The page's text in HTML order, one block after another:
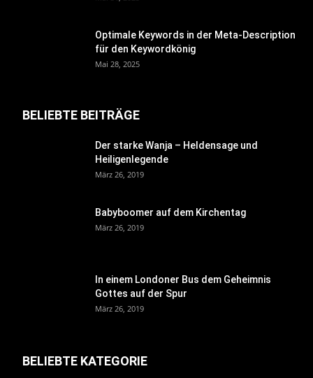
Optimale Keywords in der Meta-Description
für den Keywordkönig
Mai 28, 2025
BELIEBTE BEITRÄGE
Der starke Wanja – Heldensage und
Heiligenlegende
März 26, 2019
Babyboomer auf dem Kirchentag
März 26, 2019
In einem Londoner Bus dem Geheimnis
Gottes auf der Spur
März 26, 2019
BELIEBTE KATEGORIE